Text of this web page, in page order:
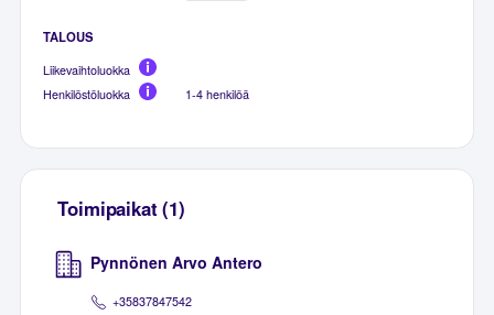
TALOUS
Liikevaihtoluokka
Henkilöstöluokka
1-4 henkilöä
Toimipaikat (1)
Pynnönen Arvo Antero
+35837847542